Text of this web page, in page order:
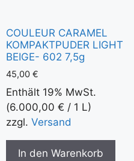
COULEUR CARAMEL
KOMPAKTPUDER LIGHT
BEIGE- 602 7,5g
45,00 €
Enthält 19% MwSt.
(6.000,00 € / 1 L)
zzgl. Versand
In den Warenkorb